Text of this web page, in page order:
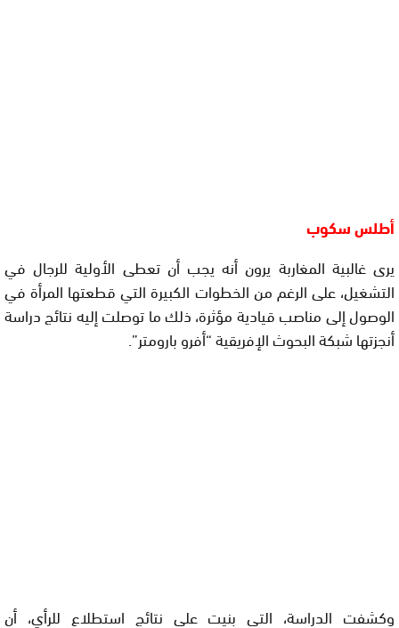
أطلس سكوب
يرى غالبية المغاربة يرون أنه يجب أن تعطى الأولية للرجال في
التشغيل، على الرغم من الخطوات الكبيرة التي قطعتها المرأة في
الوصول إلى مناصب قيادية مؤثرة، ذلك ما توصلت إليه نتائج دراسة
أنجزتها شبكة البحوث الإفريقية “أفرو بارومتر”.
وكشفت الدراسة، التي بنيت على نتائج استطلاع للرأي، أن